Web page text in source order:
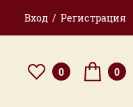
Вход / Регистрация
0 0